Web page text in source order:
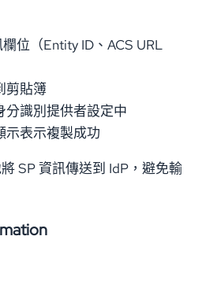
位（Entity ID、ACS URL
剪貼簿
分識別提供者設定中
示表示複製成功
SP 資訊傳送到 IdP，避免輸